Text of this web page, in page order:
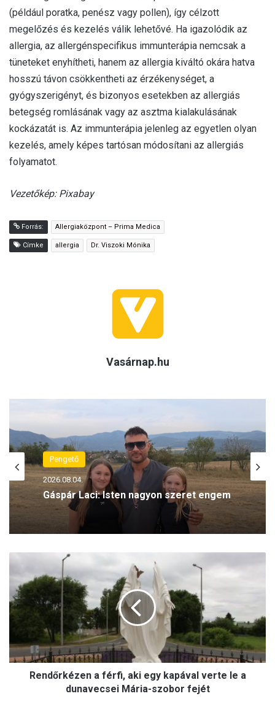
(például poratka, penész vagy pollen), így célzott
megelőzés és kezelés válik lehetővé. Ha igazolódik az
allergia, az allergénspecifikus immunterápia nemcsak a
tüneteket enyhítheti, hanem az allergia kiváltó okára hatva
hosszú távon csökkentheti az érzékenységet, a
gyógyszerigényt, és bizonyos esetekben az allergiás
betegség romlásának vagy az asztma kialakulásának
kockázatát is. Az immunterápia jelenleg az egyetlen olyan
kezelés, amely képes tartósan módosítani az allergiás
folyamatot.
Vezetőkép: Pixabay
Forrás: Allergiaközpont – Prima Medica
Címke allergia Dr. Viszoki Mónika
Vasárnap.hu
Pengető
2026.08.04.
Gáspár Laci: Isten nagyon szeret engem
Családháló
2026.08.04.
Rontja a gyerekek írás- és számolási
használat
d
ő
é
z
Rendőrkézen a férfi, aki egy kapával verte le a
dunavecsei Mária-szobor fejét